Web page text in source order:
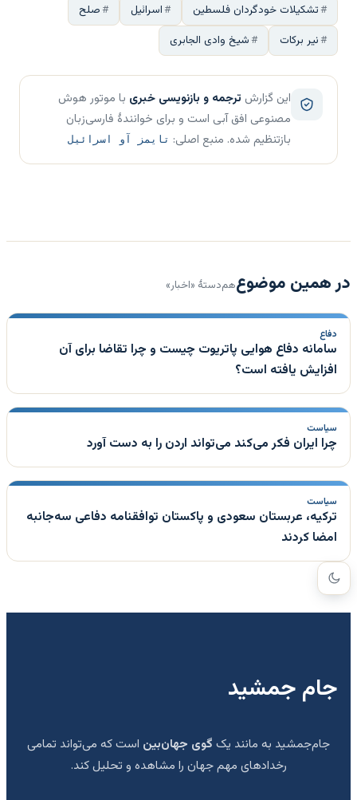
تشکیلات خودگردان فلسطین
اسرائیل
صلح
نیر برکات
شیخ وادی الجابری
این گزارش ترجمه و بازنویسی خبری با موتور هوش
مصنوعی افق آبی است و برای خوانندهٔ فارسی‌زبان
بازتنظیم شده. منبع اصلی: تایمز آو اسرائیل
در همین موضوعهم‌دستهٔ «اخبار»
دفاع
سامانه دفاع هوایی پاتریوت چیست و چرا تقاضا برای آن
افزایش یافته است؟
سیاست
چرا ایران فکر می‌کند می‌تواند اردن را به دست آورد
سیاست
ترکیه، عربستان سعودی و پاکستان توافقنامه دفاعی سه‌جانبه
امضا کردند
جام جمشید
جام‌جمشید به مانند یک گوی جهان‌بین است که می‌تواند تمامی
رخدادهای مهم جهان را مشاهده و تحلیل کند.